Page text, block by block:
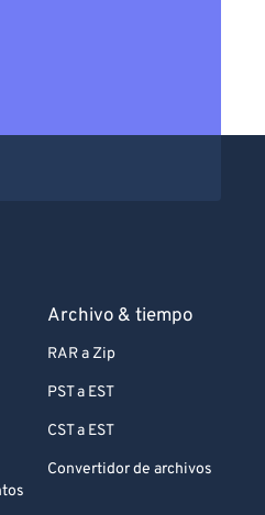
Archivo & tiempo
RAR a Zip
PST a EST
CST a EST
Convertidor de archivos